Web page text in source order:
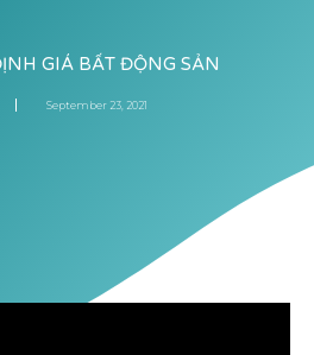
GIÁ BẤT ĐỘNG SẢN
September 23, 2021